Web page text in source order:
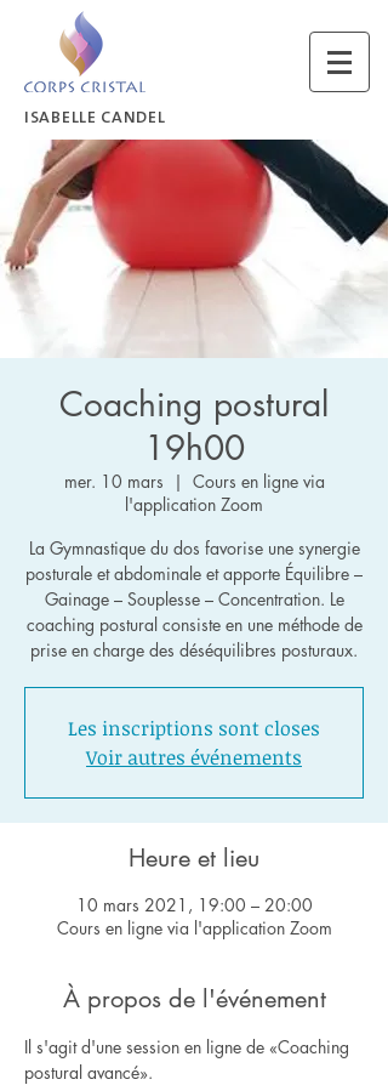
ISABELLE CANDEL
Coaching postural
19h00
mer. 10 mars
  |
Cours en ligne via
l'application Zoom
La Gymnastique du dos favorise une synergie
posturale et abdominale et apporte Équilibre –
Gainage – Souplesse – Concentration. Le
coaching postural consiste en une méthode de
Les inscriptions sont closes
Voir autres événements
Heure et lieu
10 mars 2021, 19:00 – 20:00
Cours en ligne via l'application Zoom
À propos de l'événement
Il s'agit d'une session en ligne de «Coaching
postural avancé».